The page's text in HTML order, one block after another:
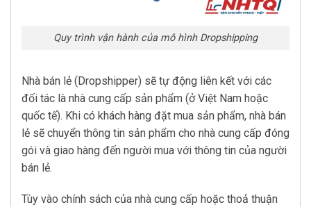
Quy trình vận hành của mô hình Dropshipping
Nhà bán lẻ (Dropshipper) sẽ tự động liên kết với các
đối tác là nhà cung cấp sản phẩm (ở Việt Nam hoặc
quốc tế). Khi có khách hàng đặt mua sản phẩm, nhà bán
lẻ sẽ chuyển thông tin sản phẩm cho nhà cung cấp đóng
gói và giao hàng đến người mua với thông tin của người
bán lẻ.
Tùy vào chính sách của nhà cung cấp hoặc thoả thuận